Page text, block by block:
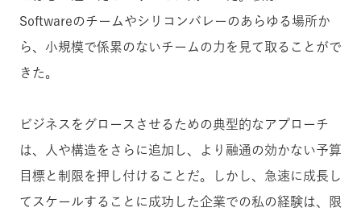
Softwareのチームやシリコンバレーのあらゆる場所か
ら、小規模で係累のないチームの力を見て取ることがで
きた。
ビジネスをグロースさせるための典型的なアプローチ
は、人や構造をさらに追加し、より融通の効かない予算
目標と制限を押し付けることだ。しかし、急速に成長し
てスケールすることに成功した企業での私の経験は、限